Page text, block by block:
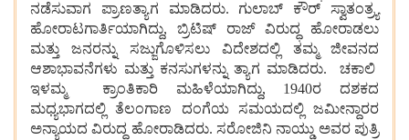
ನಡೆಸುವಾಗ ಪ್ರಾಣತ್ಯಾಗ ಮಾಡಿದರು. ಗುಲಾಬ್ ಕೌರ್ ಸ್ವಾತಂತ್ರ್ಯ
ಹೋರಾಟಗಾರ್ತಿಯಾಗಿದ್ದು, ಬ್ರಿಟಿಷ್ ರಾಜ್ ವಿರುದ್ಧ ಹೋರಾಡಲು
ಮತ್ತು ಜನರನ್ನು ಸಜ್ಜುಗೊಳಿಸಲು ವಿದೇಶದಲ್ಲಿ ತಮ್ಮ ಜೀವನದ
ಆಶಾಭಾವನೆಗಳು ಮತ್ತು ಕನಸುಗಳನ್ನು ತ್ಯಾಗ ಮಾಡಿದರು. ಚಕಾಲಿ
ಇಳಮ್ಮ ಕ್ರಾಂತಿಕಾರಿ ಮಹಿಳೆಯಾಗಿದ್ದು, 1940ರ ದಶಕದ
ಮಧ್ಯಭಾಗದಲ್ಲಿ ತೆಲಂಗಾಣ ದಂಗೆಯ ಸಮಯದಲ್ಲಿ ಜಮೀನ್ದಾರರ
ಅನ್ಯಾಯದ ವಿರುದ್ಧ ಹೋರಾಡಿದರು. ಸರೋಜಿನಿ ನಾಯ್ಡು ಅವರ ಪುತ್ರಿ